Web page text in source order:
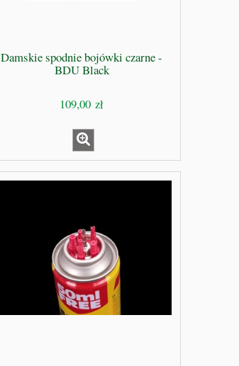
Damskie spodnie bojówki czarne -
BDU Black
109,00 zł